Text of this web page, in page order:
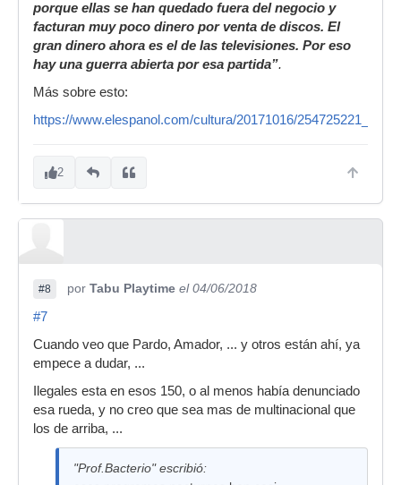
porque ellas se han quedado fuera del negocio y
facturan muy poco dinero por venta de discos. El
gran dinero ahora es el de las televisiones. Por eso
hay una guerra abierta por esa partida”.
Más sobre esto:
https://www.elespanol.com/cultura/20171016/
2
#8 por Tabu Playtime el 04/06/2018
#7
Cuando veo que Pardo, Amador, ... y otros están ahí, ya
empece a dudar, ...
Ilegales esta en esos 150, o al menos había denunciado
esa rueda, y no creo que sea mas de multinacional que
los de arriba, ...
"Prof.Bacterio" escribió: